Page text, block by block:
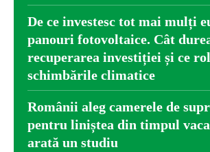
De ce investesc tot mai mulți
panouri fotovoltaice. Cât
recuperarea investiției și ce
schimbările climatice
Românii aleg camerele de
pentru liniștea din timpul
arată un studiu